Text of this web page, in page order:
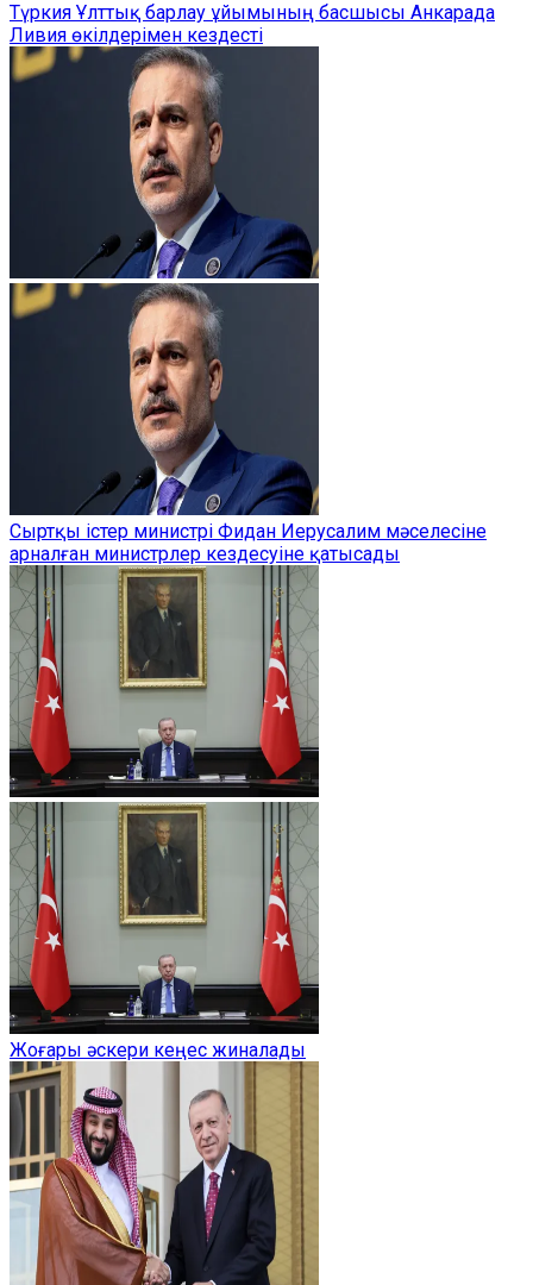
Түркия Ұлттық барлау ұйымының басшысы Анкарада
Ливия өкілдерімен кездесті
Сыртқы істер министрі Фидан Иерусалим мәселесіне
арналған министрлер кездесуіне қатысады
Жоғары әскери кеңес жиналады